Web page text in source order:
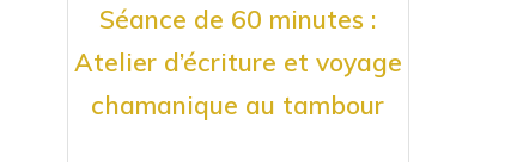
Séance de 60 minutes :
Atelier d’écriture et voyage
chamanique au tambour